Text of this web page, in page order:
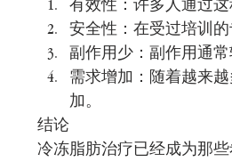
有效性：许多人通过
安全性：在受过培训
副作用少：副作用通
需求增加：随着越来
加。
结论
冷冻脂肪治疗已经成为那